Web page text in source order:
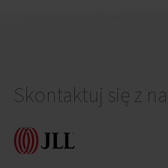
Skontaktuj się z